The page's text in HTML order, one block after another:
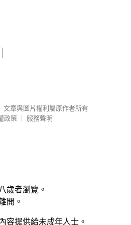
文章與圖片權利屬原作者所有
政策
服務聲明
歲者瀏覽。
開。
容提供給未成年人士。